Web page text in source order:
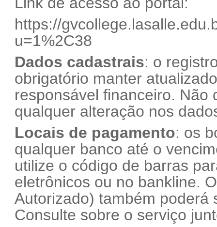
https://
u=1%2C38
Dados cadastrais: o
obrigatório manter
responsável financeiro. Não
qualquer alteração nos
Locais de pagamento: os
qualquer banco até o
utilize o código de barras
eletrônicos ou no bankline.
Autorizado) também poderá
Consulte sobre o serviço